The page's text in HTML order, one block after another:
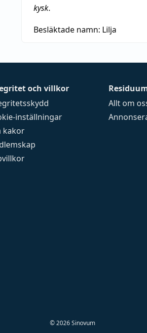
kysk.
Besläktade namn: Lilja
och villkor
inställningar
kakor
Allt om
©2026Sinovum